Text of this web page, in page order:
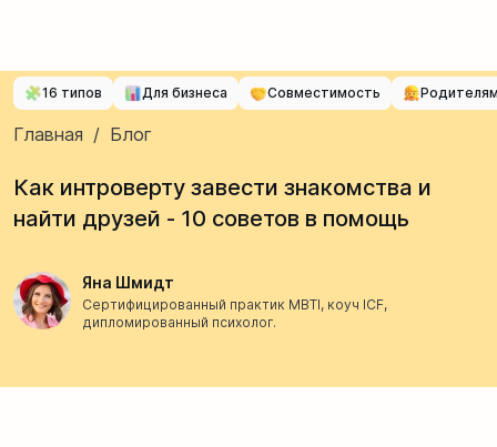
16 типов Для бизнеса Совместимость
Главная / Блог
Как интроверту завести знакомства и
найти друзей - 10 советов в помощь
Яна Шмидт
Сертифицированный практик MBTI, коуч ICF,
дипломированный психолог.